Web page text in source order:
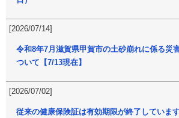
[2026/07/14]
令和8年7月滋賀県甲賀市の土砂崩れに係る災
ついて【7/13現在】
[2026/07/02]
従来の健康保険証は有効期限が終了しています